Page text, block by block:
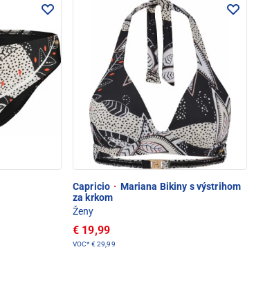
Capricio · Mariana Bikiny s výstrihom
za krkom
Ženy
€ 19,99
VOC* € 29,99